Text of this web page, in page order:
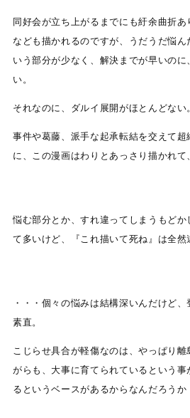
同好会が立ち上がるまでにも紆余曲折
なども描かれるのですが、うだうだ悩ん
いう部分が少なく、解決までが早いの
い。
それなのに、ダルイ展開がほとんどない
事件や葛藤、派手な起承転結を交えて
に、この漫画はわりとあっさり描かれて
悩む部分とか、すれ違ってしまうもどか
て多いけど、『これ描いて死ね』は全然
・・・個々の悩みは結構深いんだけど
素直。
こじらせ具合が軽傷なのは、やっぱり
がらも、大事に育てられているという
るというベースがあるからなんだろうか